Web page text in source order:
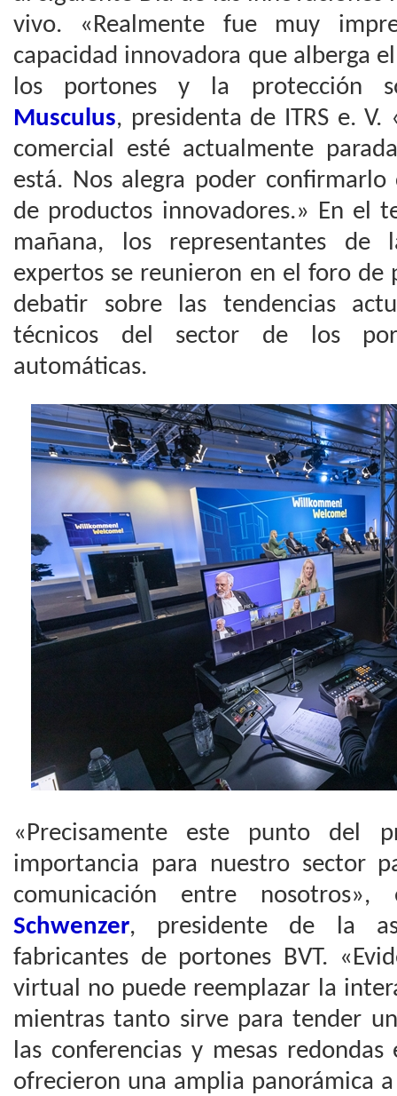
vivo. «Realmente fue muy
capacidad innovadora que alberga
los portones y la protección
Musculus, presidenta de ITRS e.
comercial esté actualmente
está. Nos alegra poder
de productos innovadores.» En el
mañana, los representantes de
expertos se reunieron en el foro de
debatir sobre las tendencias
técnicos del sector de los
automáticas.
«Precisamente este punto del
importancia para nuestro sector
comunicación entre
Schwenzer, presidente de la
fabricantes de portones BVT.
virtual no puede reemplazar la
mientras tanto sirve para tender
las conferencias y mesas
ofrecieron una amplia panorámica